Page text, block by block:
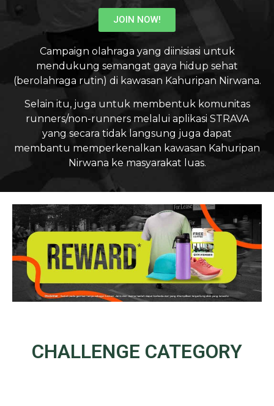
JOIN NOW!
Campaign olahraga yang diinisiasi untuk
mendukung semangat gaya hidup sehat
(berolahraga rutin) di kawasan Kahuripan Nirwana.
Selain itu, juga untuk membentuk komunitas
runners/non-runners melalui aplikasi STRAVA
yang secara tidak langsung juga dapat
membantu memperkenalkan kawasan Kahuripan
Nirwana ke masyarakat luas.
CHALLENGE CATEGORY